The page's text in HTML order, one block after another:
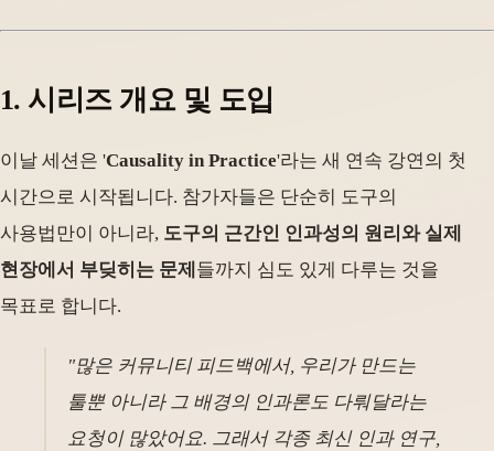
1. 시리즈 개요 및 도입
이날 세션은 'Causality in Practice'라는 새 연속 강연의 첫
시간으로 시작됩니다. 참가자들은 단순히 도구의
사용법만이 아니라, 도구의 근간인 인과성의 원리와 실제
현장에서 부딪히는 문제 들까지 심도 있게 다루는 것을
목표로 합니다.
"많은 커뮤니티 피드백에서, 우리가 만드는
툴뿐 아니라 그 배경의 인과론도 다뤄달라는
요청이 많았어요. 그래서 각종 최신 인과 연구,